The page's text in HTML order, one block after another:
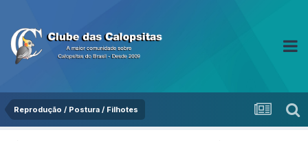
Reprodução / Postura / Filhotes